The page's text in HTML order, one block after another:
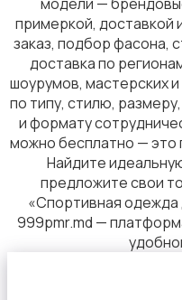
Головные уборы
Верхняя одежда
примеркой, доставкой
заказ, подбор фасона,
доставка по
шоурумов, мастерских
по типу, стилю,
и формату
можно бесплатно — это
Найдите
предложите свои
«Спортивная одежда
999pmr.md —